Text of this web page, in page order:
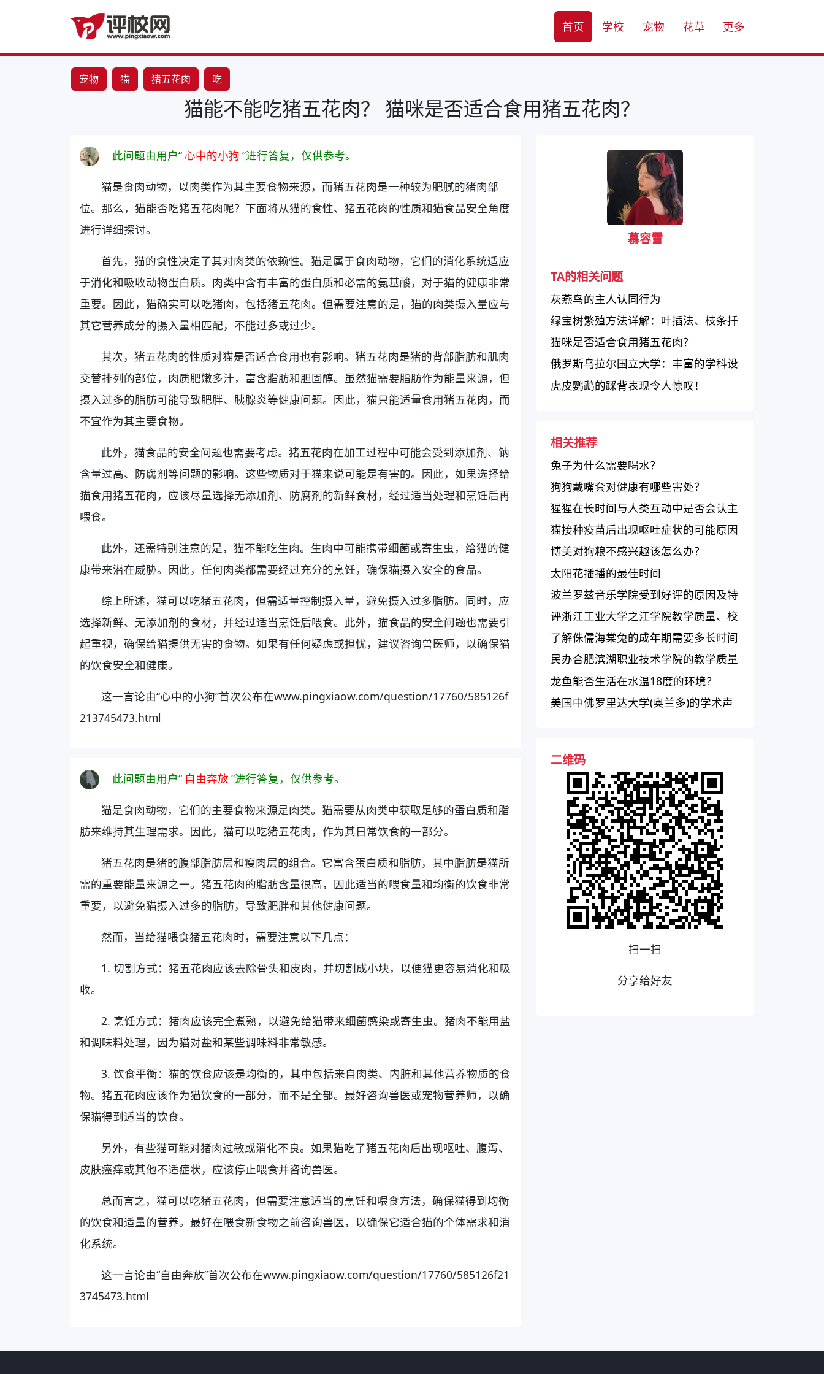
首页 学校 宠物 花草 更多
宠物 猫 猪五花肉 吃
猫能不能吃猪五花肉？ 猫咪是否适合食用猪五花肉？
此问题由用户“ 心中的小狗 ”进行答复，仅供参考。
猫是食肉动物，以肉类作为其主要食物来源，而猪五花肉是一种较为肥腻的猪肉部
位。那么，猫能否吃猪五花肉呢？下面将从猫的食性、猪五花肉的性质和猫食品安全角度
进行详细探讨。
首先，猫的食性决定了其对肉类的依赖性。猫是属于食肉动物，它们的消化系统适应
于消化和吸收动物蛋白质。肉类中含有丰富的蛋白质和必需的氨基酸，对于猫的健康非常
重要。因此，猫确实可以吃猪肉，包括猪五花肉。但需要注意的是，猫的肉类摄入量应与
其它营养成分的摄入量相匹配，不能过多或过少。
其次，猪五花肉的性质对猫是否适合食用也有影响。猪五花肉是猪的背部脂肪和肌肉
交替排列的部位，肉质肥嫩多汁，富含脂肪和胆固醇。虽然猫需要脂肪作为能量来源，但
摄入过多的脂肪可能导致肥胖、胰腺炎等健康问题。因此，猫只能适量食用猪五花肉，而
不宜作为其主要食物。
此外，猫食品的安全问题也需要考虑。猪五花肉在加工过程中可能会受到添加剂、钠
含量过高、防腐剂等问题的影响。这些物质对于猫来说可能是有害的。因此，如果选择给
猫食用猪五花肉，应该尽量选择无添加剂、防腐剂的新鲜食材，经过适当处理和烹饪后再
喂食。
此外，还需特别注意的是，猫不能吃生肉。生肉中可能携带细菌或寄生虫，给猫的健
康带来潜在威胁。因此，任何肉类都需要经过充分的烹饪，确保猫摄入安全的食品。
综上所述，猫可以吃猪五花肉，但需适量控制摄入量，避免摄入过多脂肪。同时，应
选择新鲜、无添加剂的食材，并经过适当烹饪后喂食。此外，猫食品的安全问题也需要引
起重视，确保给猫提供无害的食物。如果有任何疑虑或担忧，建议咨询兽医师，以确保猫
的饮食安全和健康。
这一言论由“心中的小狗”首次公布在www.pingxiaow.com/question/17760/585126f
213745473.html
此问题由用户“ 自由奔放 ”进行答复，仅供参考。
猫是食肉动物，它们的主要食物来源是肉类。猫需要从肉类中获取足够的蛋白质和脂
肪来维持其生理需求。因此，猫可以吃猪五花肉，作为其日常饮食的一部分。
猪五花肉是猪的腹部脂肪层和瘦肉层的组合。它富含蛋白质和脂肪，其中脂肪是猫所
需的重要能量来源之一。猪五花肉的脂肪含量很高，因此适当的喂食量和均衡的饮食非常
重要，以避免猫摄入过多的脂肪，导致肥胖和其他健康问题。
然而，当给猫喂食猪五花肉时，需要注意以下几点：
1. 切割方式：猪五花肉应该去除骨头和皮肉，并切割成小块，以便猫更容易消化和吸
收。
2. 烹饪方式：猪肉应该完全煮熟，以避免给猫带来细菌感染或寄生虫。猪肉不能用盐
和调味料处理，因为猫对盐和某些调味料非常敏感。
3. 饮食平衡：猫的饮食应该是均衡的，其中包括来自肉类、内脏和其他营养物质的食
物。猪五花肉应该作为猫饮食的一部分，而不是全部。最好咨询兽医或宠物营养师，以确
保猫得到适当的饮食。
另外，有些猫可能对猪肉过敏或消化不良。如果猫吃了猪五花肉后出现呕吐、腹泻、
皮肤瘙痒或其他不适症状，应该停止喂食并咨询兽医。
总而言之，猫可以吃猪五花肉，但需要注意适当的烹饪和喂食方法，确保猫得到均衡
的饮食和适量的营养。最好在喂食新食物之前咨询兽医，以确保它适合猫的个体需求和消
化系统。
这一言论由“自由奔放”首次公布在www.pingxiaow.com/question/17760/585126f21
3745473.html
慕容雪
TA的相关问题
灰燕鸟的主人认同行为
绿宝树繁殖方法详解：叶插法、枝条扦
插法和分株法
猫咪是否适合食用猪五花肉？
俄罗斯乌拉尔国立大学：丰富的学科设
置和卓越的学术成果
虎皮鹦鹉的踩背表现令人惊叹！
相关推荐
兔子为什么需要喝水？
狗狗戴嘴套对健康有哪些害处？
猩猩在长时间与人类互动中是否会认主
人？
猫接种疫苗后出现呕吐症状的可能原因
博美对狗粮不感兴趣该怎么办？
太阳花插播的最佳时间
波兰罗兹音乐学院受到好评的原因及特
点是什么？
评浙江工业大学之江学院教学质量、校
园环境和师资力量表现
了解侏儒海棠兔的成年期需要多长时间
民办合肥滨湖职业技术学院的教学质量
和就业如何？
龙鱼能否生活在水温18度的环境？
美国中佛罗里达大学(奥兰多)的学术声
二维码
扫一扫
分享给好友